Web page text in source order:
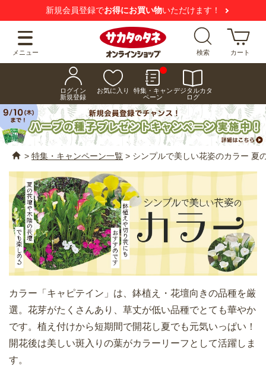
新規会員登録でお得にお買い物いただけます！
メニュー 検索 カート
ログイン
新規登録
お気に入り
特集・キャン
ペーン
デジタルカタ
ログ
> 特集・キャンペーン一覧 > シンプルで美しい花姿のカラー 夏
カラー「キャピテイン」は、鉢植え・花壇向きの品種を厳
選。花芽がたくさんあり、草丈が低い品種でとても華やか
です。植え付けから短期間で開花し夏でも元気いっぱい！
開花後は美しい斑入りの葉がカラーリーフとして活躍しま
す。